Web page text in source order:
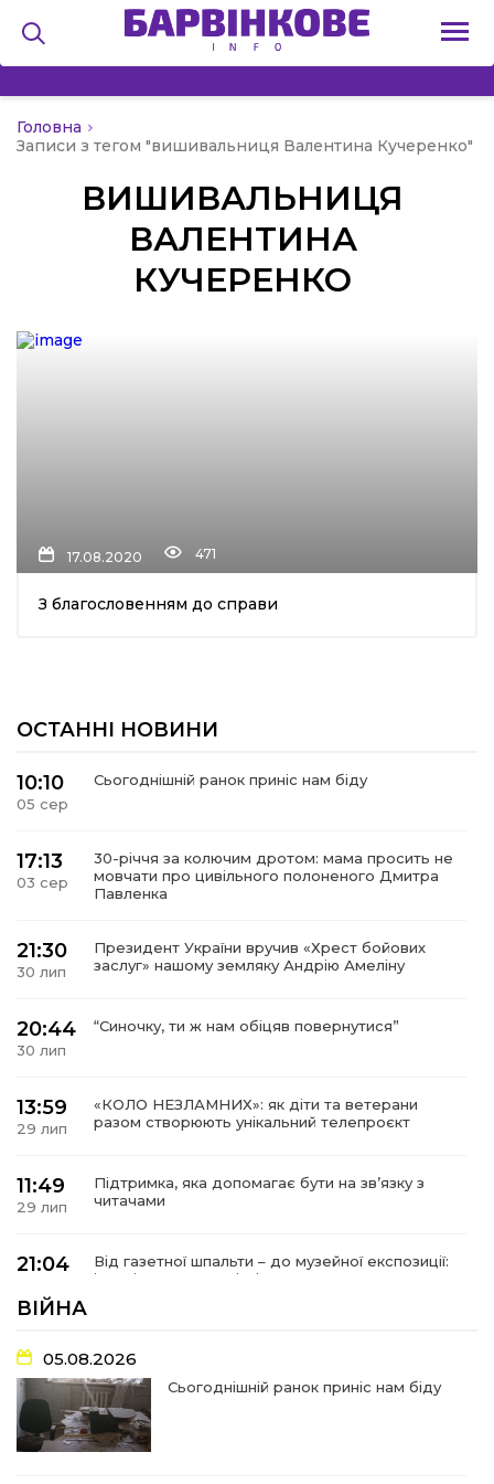
Головна
Записи з тегом "вишивальниця Валентина Кучеренко"
ВИШИВАЛЬНИЦЯ
ВАЛЕНТИНА
КУЧЕРЕНКО
17.08.2020 471
З благословенням до справи
ОСТАННІ НОВИНИ
10:10
05 сер
Сьогоднішній ранок приніс нам біду
17:13
03 сер
30-річчя за колючим дротом: мама просить не
мовчати про цивільного полоненого Дмитра
Павленка
21:30
30 лип
Президент України вручив «Хрест бойових
заслуг» нашому земляку Андрію Амеліну
20:44
30 лип
“Синочку, ти ж нам обіцяв повернутися”
13:59
29 лип
«КОЛО НЕЗЛАМНИХ»: як діти та ветерани
разом створюють унікальний телепроєкт
11:49
29 лип
Підтримка, яка допомагає бути на зв’язку з
читачами
21:04
Від газетної шпальти – до музейної експозиції:
історії Героїв Барвінківщини стали частиною
17:18
27 лип
У Барвінківській громаді вшанували людей
найгуманнішої професії
16:29
22 лип
Медики Барвінківської громади
вдосконалюють професійні навички
ВІЙНА
05.08.2026
Сьогоднішній ранок приніс нам біду